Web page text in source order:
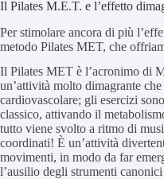
Il Pilates M.E.T. e l’effetto
Per stimolare ancora di più
metodo Pilates MET, che
Il Pilates MET è l’acronimo di
un’attività molto dimagrante
cardiovascolare; gli esercizi
classico, attivando il
tutto viene svolto a ritmo di
coordinati! È un’attività
movimenti, in modo da far
l’ausilio degli strumenti